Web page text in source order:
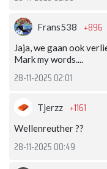
Frans538 +896
Jaja, we gaan ook
Mark my words....
28-11-2025 02:01
Tjerzz +1161
Wellenreuther ??
28-11-2025 00:49